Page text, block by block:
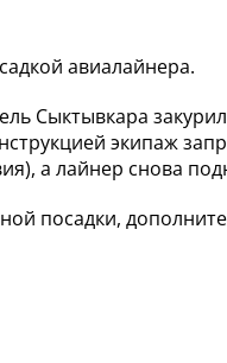
авиалайнера.
Сыктывкара
экипаж
а лайнер снова
посадки,